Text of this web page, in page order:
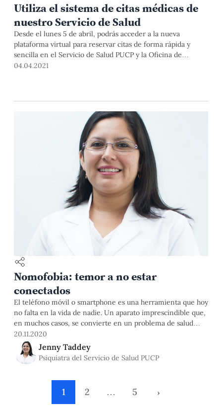
Utiliza el sistema de citas médicas de
nuestro Servicio de Salud
Desde el lunes 5 de abril, podrás acceder a la nueva
plataforma virtual para reservar citas de forma rápida y
sencilla en el Servicio de Salud PUCP y la Oficina de
Bienestar Psicológico de la DAES.
04.04.2021
Nomofobia: temor a no estar
conectados
El teléfono móvil o smartphone es una herramienta que hoy
no falta en la vida de nadie. Un aparato imprescindible que,
en muchos casos, se convierte en un problema de salud
grave. El término nomofobia significa “no-mobile-phone
phobia” o, lo que es lo mismo, la dependencia al teléfono
móvil llevada al extremo. Actualmente, la nomofobia no
está
20.11.2020
Jenny Taddey
Psiquiatra del Servicio de Salud PUCP
1 2 … 5 ›